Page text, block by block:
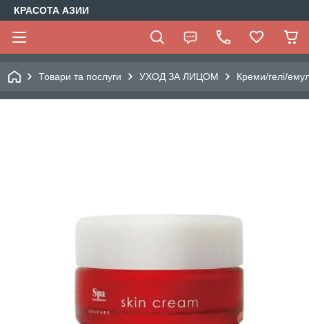
КРАСОТА АЗИИ
Товари та послуги УХОД ЗА ЛИЦОМ Креми/гелі/